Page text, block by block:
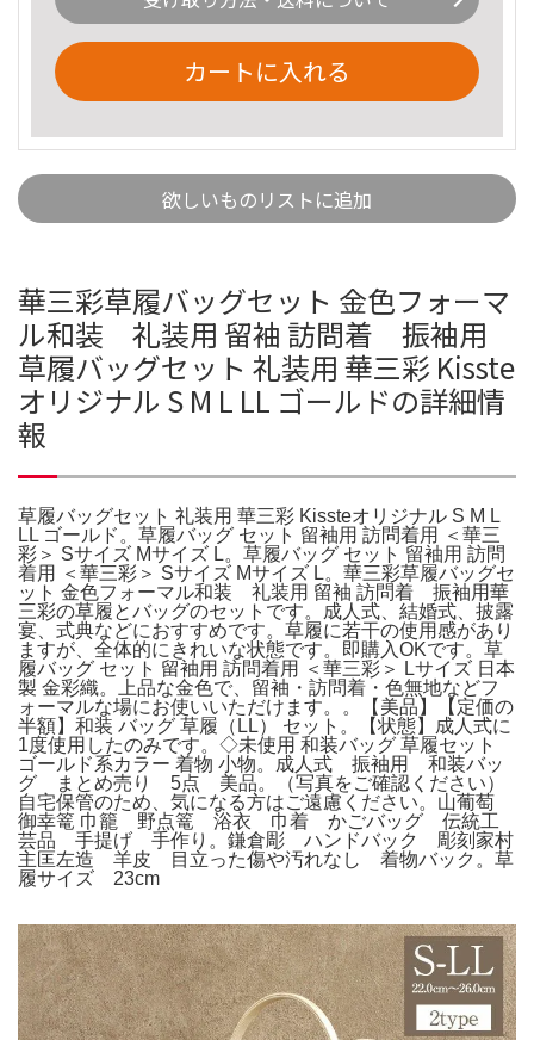
カートに入れる
欲しいものリストに追加
華三彩草履バッグセット 金色フォーマ
ル和装 礼装用 留袖 訪問着 振袖用
草履バッグセット 礼装用 華三彩 Kisste
オリジナル S M L LL ゴールドの詳細情
報
草履バッグセット 礼装用 華三彩 Kissteオリジナル S M L
LL ゴールド。草履バッグ セット 留袖用 訪問着用 ＜華三
彩＞ Sサイズ Mサイズ L。草履バッグ セット 留袖用 訪問
着用 ＜華三彩＞ Sサイズ Mサイズ L。華三彩草履バッグセ
ット 金色フォーマル和装 礼装用 留袖 訪問着 振袖用華
三彩の草履とバッグのセットです。成人式、結婚式、披露
宴、式典などにおすすめです。草履に若干の使用感があり
ますが、全体的にきれいな状態です。即購入OKです。草
履バッグ セット 留袖用 訪問着用 ＜華三彩＞ Lサイズ 日本
製 金彩織。上品な金色で、留袖・訪問着・色無地などフ
ォーマルな場にお使いいただけます。。【美品】【定価の
半額】和装 バッグ 草履（LL） セット。【状態】成人式に
1度使用したのみです。◇未使用 和装バッグ 草履セット
ゴールド系カラー 着物 小物。成人式 振袖用 和装バッ
グ まとめ売り 5点 美品。（写真をご確認ください）
自宅保管のため、気になる方はご遠慮ください。山葡萄
御幸篭 巾籠 野点篭 浴衣 巾着 かごバッグ 伝統工
芸品 手提げ 手作り。鎌倉彫 ハンドバック 彫刻家村
主匡左造 羊皮 目立った傷や汚れなし 着物バック。草
履サイズ 23cm